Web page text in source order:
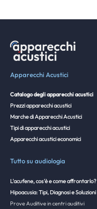
Apparecchi Acustici
Catalogo degli apparecchi acustici
Prezzi apparecchi acustici
Marche di Apparecchi Acustici
Tipi di apparecchi acustici
Apparecchi acustici economici
Tutto su audiologia
L'acufene, cos'è e come affrontarlo?
Hipoacusia: Tipi, Diagnosi e Soluzioni
Prove Auditive in centri auditivi